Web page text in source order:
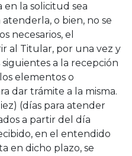
la solicitud sea
o bien, no se
necesarios, el
al Titular, por una vez y
a la recepción
elementos o
dar trámite a la misma.
(días para atender
a partir del día
en el entendido
en dicho plazo, se